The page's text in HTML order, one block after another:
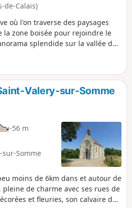
de-Calais)
où l'on traverse des paysages
la zone boisée pour rejoindre le
splendide sur la vallée de
Valery-sur-Somme
-56 m
sur-Somme
moins de 6km dans et autour de
pleine de charme avec ses rues de
et fleuries, son calvaire des